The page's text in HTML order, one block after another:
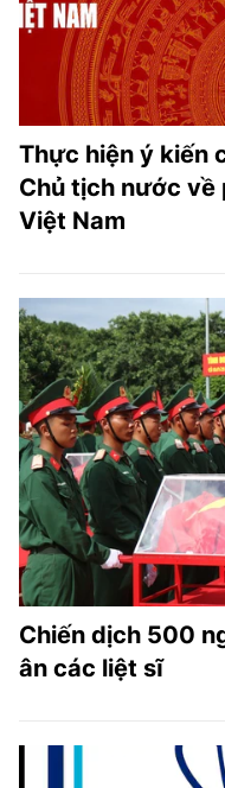
Thực hiện ý kiến
Chủ tịch nước về
Việt Nam
Chiến dịch 500
ân các liệt sĩ